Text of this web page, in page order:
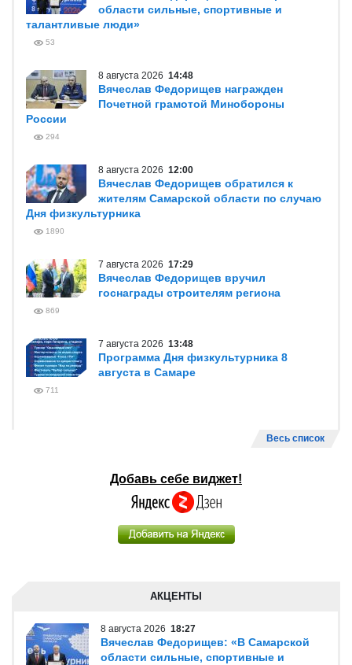
области сильные, спортивные и
талантливые люди»
53
8 августа 2026 14:48
Вячеслав Федорищев награжден
Почетной грамотой Минобороны
России
294
8 августа 2026 12:00
Вячеслав Федорищев обратился к
жителям Самарской области по случаю
Дня физкультурника
1890
7 августа 2026 17:29
Вячеслав Федорищев вручил
госнаграды строителям региона
869
7 августа 2026 13:48
Программа Дня физкультурника 8
августа в Самаре
711
Весь список
Добавь себе виджет!
АКЦЕНТЫ
8 августа 2026 18:27
Вячеслав Федорищев: «В Самарской
области сильные, спортивные и